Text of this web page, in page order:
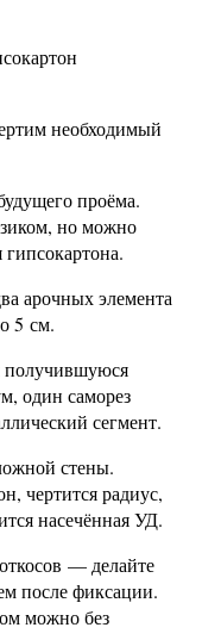
необходимый
проёма.
но можно
арочных элемента
5 см.
получившуюся
один саморез
сегмент.
стены.
чертится радиус,
насечённая УД.
— делайте
после фиксации.
можно без